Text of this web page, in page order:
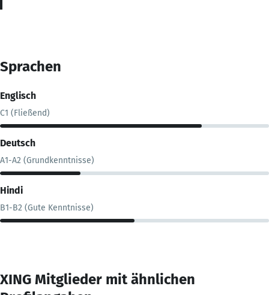
Sprachen
Englisch
C1 (Fließend)
Deutsch
A1-A2 (Grundkenntnisse)
Hindi
B1-B2 (Gute Kenntnisse)
XING Mitglieder mit ähnlichen